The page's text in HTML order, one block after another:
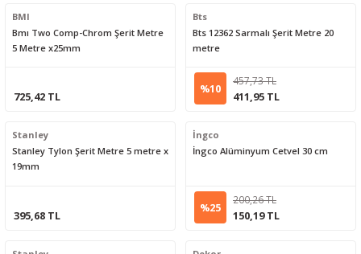
BMI
Bmı Two Comp-Chrom Şerit Metre
5 Metre x25mm
725,42 TL
Bts
Bts 12362 Sarmalı Şerit Metre 20
metre
%10
457,73 TL
411,95 TL
Stanley
Stanley Tylon Şerit Metre 5 metre x
19mm
395,68 TL
İngco
İngco Alüminyum Cetvel 30 cm
%25
200,26 TL
150,19 TL